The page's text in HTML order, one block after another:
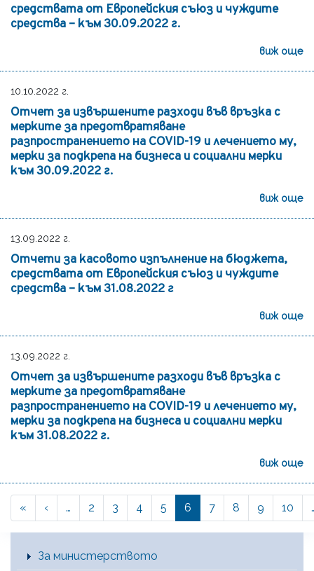
средствата от Европейския съюз и чуждите
средства – към 30.09.2022 г.
виж още
10.10.2022 г.
Отчет за извършените разходи във връзка с
мерките за предотвратяване
разпространението на COVID-19 и лечението му,
мерки за подкрепа на бизнеса и социални мерки
към 30.09.2022 г.
виж още
13.09.2022 г.
Отчети за касовото изпълнение на бюджета,
средствата от Европейския съюз и чуждите
средства – към 31.08.2022 г
виж още
13.09.2022 г.
Отчет за извършените разходи във връзка с
мерките за предотвратяване
разпространението на COVID-19 и лечението му,
мерки за подкрепа на бизнеса и социални мерки
към 31.08.2022 г.
виж още
Pagination
« « First
‹ … Page
2 Page
3 Page
4 Page
5
Current
page
6 Page
7 Page
8 Page
9 Page
10
Main Menu [BG]
За министерството